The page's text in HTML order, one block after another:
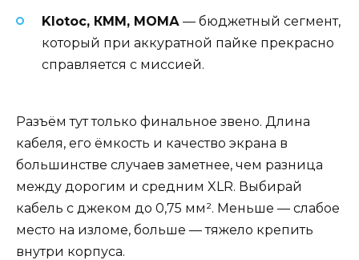
Klotос, КММ, МОМА — бюджетный сегмент,
который при аккуратной пайке прекрасно
справляется с миссией.
Разъём тут только финальное звено. Длина
кабеля, его ёмкость и качество экрана в
большинстве случаев заметнее, чем разница
между дорогим и средним XLR. Выбирай
кабель с джеком до 0,75 мм². Меньше — слабое
место на изломе, больше — тяжело крепить
внутри корпуса.